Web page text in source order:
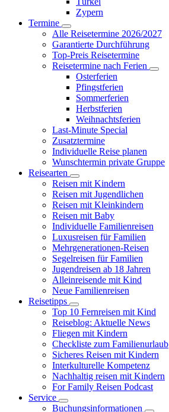
Zypern
Termine
Alle Reisetermine 2026/2027
Garantierte Durchführung
Top-Preis Reisetermine
Reisetermine nach Ferien
Osterferien
Pfingstferien
Sommerferien
Herbstferien
Weihnachtsferien
Last-Minute Special
Zusatztermine
Individuelle Reise planen
Wunschtermin private Gruppe
Reisearten
Reisen mit Kindern
Reisen mit Jugendlichen
Reisen mit Kleinkindern
Reisen mit Baby
Individuelle Familienreisen
Luxusreisen für Familien
Mehrgenerationen-Reisen
Segelreisen für Familien
Jugendreisen ab 18 Jahren
Alleinreisende mit Kind
Neue Familienreisen
Reisetipps
Top 10 Fernreisen mit Kind
Reiseblog: Aktuelle News
Fliegen mit Kindern
Checkliste zum Familienurlaub
Sicheres Reisen mit Kindern
Interkulturelle Kompetenz
Nachhaltig reisen mit Kindern
For Family Reisen Podcast
Service
Buchungsinformationen